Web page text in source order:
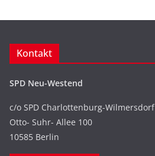
Kontakt
SPD Neu-Westend
c/o SPD Charlottenburg-Wilmersdorf
Otto- Suhr- Allee 100
10585 Berlin